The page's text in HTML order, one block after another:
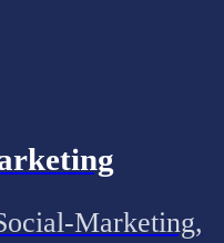
Marketing,